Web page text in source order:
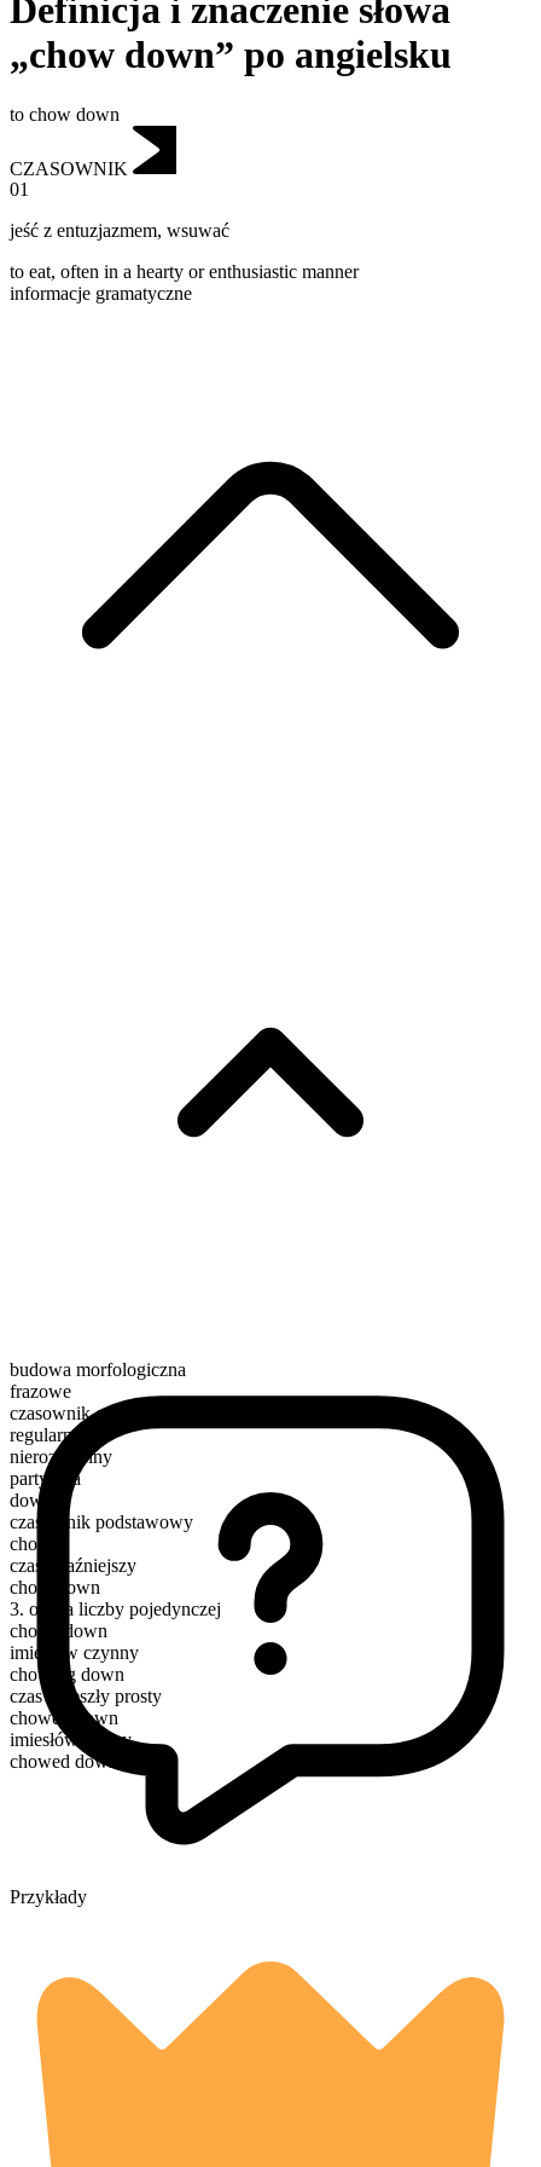
Definicja i znaczenie słowa
„chow down” po angielsku
to chow down
CZASOWNIK
01
jeść z entuzjazmem, wsuwać
to eat, often in a hearty or enthusiastic manner
informacje gramatyczne
budowa morfologiczna
frazowe
czasownik czynnościowy
regularny
nierozdzielny
partykuła
down
czasownik podstawowy
chow
czas teraźniejszy
chow down
3. osoba liczby pojedynczej
chows down
imiesłów czynny
chowing down
czas przeszły prosty
chowed down
imiesłów bierny
chowed down
Przykłady